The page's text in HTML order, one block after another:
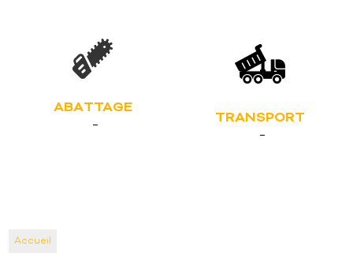
ABATTAGE
TRANSPORT
Accueil